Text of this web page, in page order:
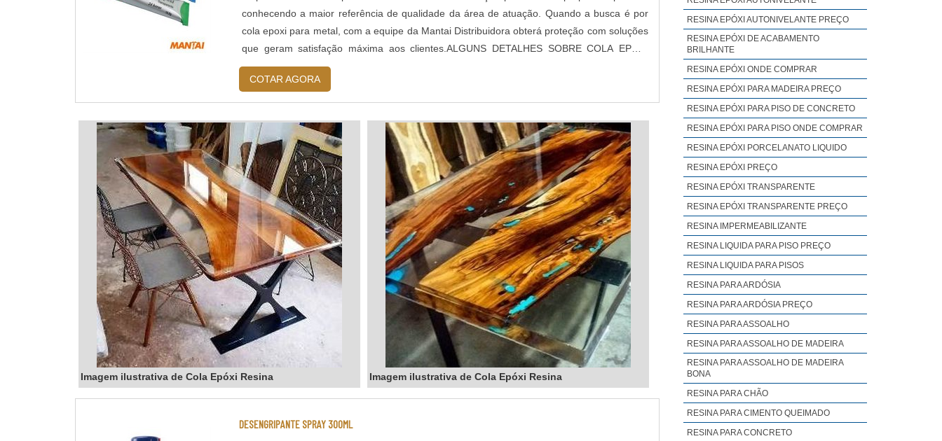
conhecendo a maior referência de qualidade da área de atuação. Quando a busca é por
cola epoxi para metal, com a equipe da Mantai Distribuidora obterá proteção com soluções
que geram satisfação máxima aos clientes.ALGUNS DETALHES SOBRE COLA EPOXI
PARA METALHá muitas maneir...
COTAR AGORA
Imagem ilustrativa de Cola Epóxi Resina Imagem ilustrativa de Cola Epóxi Resina
DESENGRIPANTE SPRAY 300ML
RESINA EPÓXI AUTONIVELANTE PREÇO
RESINA EPÓXI DE ACABAMENTO
BRILHANTE
RESINA EPÓXI ONDE COMPRAR
RESINA EPÓXI PARA MADEIRA PREÇO
RESINA EPÓXI PARA PISO DE CONCRETO
RESINA EPÓXI PARA PISO ONDE COMPRAR
RESINA EPÓXI PORCELANATO LIQUIDO
RESINA EPÓXI PREÇO
RESINA EPÓXI TRANSPARENTE
RESINA EPÓXI TRANSPARENTE PREÇO
RESINA IMPERMEABILIZANTE
RESINA LIQUIDA PARA PISO PREÇO
RESINA LIQUIDA PARA PISOS
RESINA PARA ARDÓSIA
RESINA PARA ARDÓSIA PREÇO
RESINA PARA ASSOALHO
RESINA PARA ASSOALHO DE MADEIRA
RESINA PARA ASSOALHO DE MADEIRA
BONA
RESINA PARA CHÃO
RESINA PARA CIMENTO QUEIMADO
RESINA PARA CONCRETO